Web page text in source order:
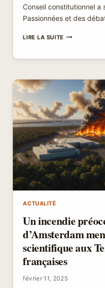
Conseil constitutionnel a
Passionnées et des
LIRE LA SUITEDÉBAT
LA
DE
RICHARD
FERRAND
AU
CONSEIL
ACTUALITÉ
Un incendie
d’Amsterdam
scientifique aux
françaises
février 11, 2025